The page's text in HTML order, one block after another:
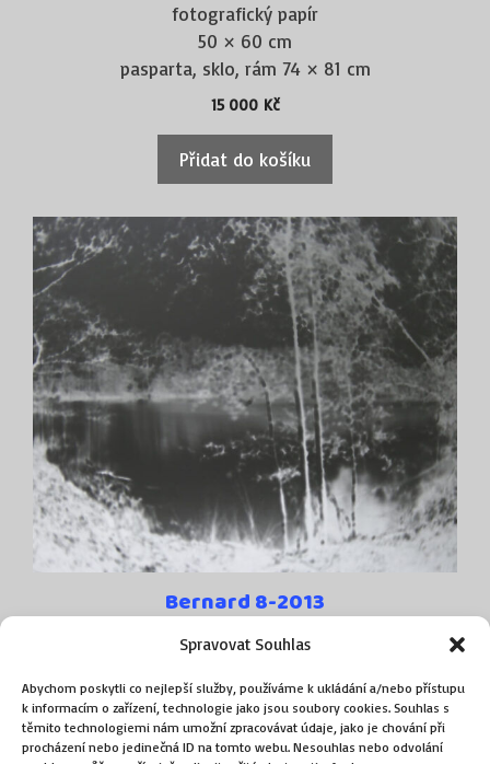
Spravovat Souhlas
Abychom poskytli co nejlepší služby, používáme k ukládání a/nebo přístupu
k informacím o zařízení, technologie jako jsou soubory cookies. Souhlas s
těmito technologiemi nám umožní zpracovávat údaje, jako je chování při
procházení nebo jedinečná ID na tomto webu. Nesouhlas nebo odvolání
fotografický papír
50 × 60 cm
pasparta, sklo, rám 74 × 81 cm
15 000 Kč
Přidat do košíku
Bernard 8-2013
(Talich Pavel)
fotografický papír
50 × 60 cm
pasparta, sklo, rám 74 × 81 cm